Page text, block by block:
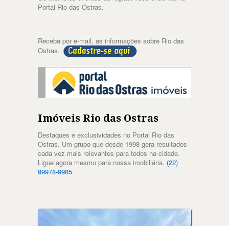
Portal Rio das Ostras.
Receba por e-mail, as informações sobre Rio das
Ostras.
Imóveis Rio das Ostras
Destaques e exclusividades no Portal Rio das
Ostras. Um grupo que desde 1998 gera resultados
cada vez mais relevantes para todos na cidade.
Ligue agora mesmo para nossa imobiliária. (22)
99978-9985